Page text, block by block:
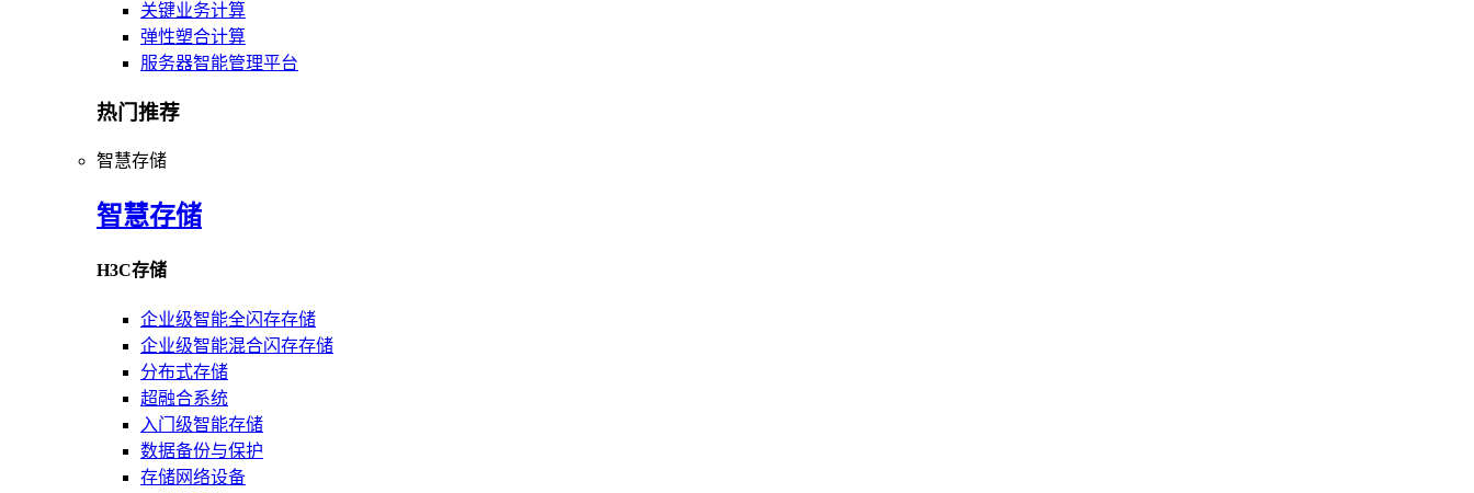
关键业务计算
弹性塑合计算
服务器智能管理平台
热门推荐
智慧存储
智慧存储
H3C存储
企业级智能全闪存存储
企业级智能混合闪存存储
分布式存储
超融合系统
入门级智能存储
数据备份与保护
存储网络设备